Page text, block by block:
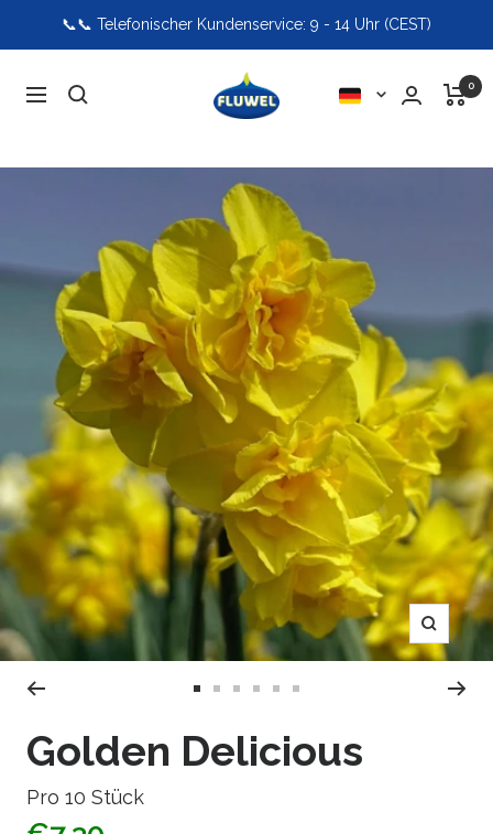
📞📞 Telefonischer Kundenservice: 9 - 14 Uhr (CEST)
Navigation
Fluwel Sprache 0
Zoom
1
2 3
4 5
6
Golden Delicious
Pro 10 Stück